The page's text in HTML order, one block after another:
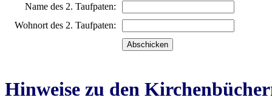
Name des 2. Taufpaten:
Wohnort des 2. Taufpaten:
Hinweise zu den